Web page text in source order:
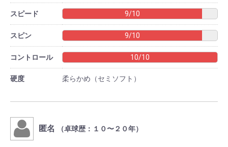
スピード 9/10
スピン 9/10
コントロール 10/10
硬度 柔らかめ（セミソフト）
匿名 （卓球歴：１０〜２０年）